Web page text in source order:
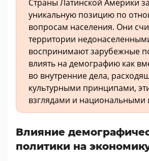
Страны Латинской Америки
уникальную позицию по
вопросам населения. Они
территории
воспринимают зарубежные
влиять на демографию как
во внутренние дела,
культурными принципами,
взглядами и национальными
Влияние
политики на